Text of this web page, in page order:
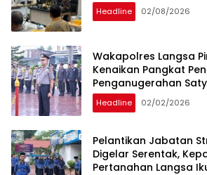
Headline 02/08/2026
Wakapolres Langsa
Kenaikan Pangkat
Penganugerahan
Headline 02/02/2026
Pelantikan Jabatan
Digelar Serentak,
Pertanahan Langsa